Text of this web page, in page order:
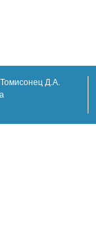
Д.А.